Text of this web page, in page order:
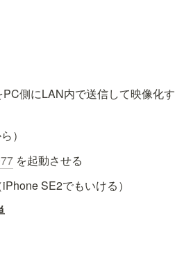
側にLAN内で送信して映像化す
）
を起動させる
SE2でもいける）